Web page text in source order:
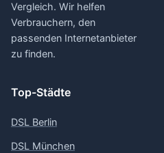
Vergleich. Wir helfen
Verbrauchern, den
passenden Internetanbieter
zu finden.
Top-Städte
DSL Berlin
DSL München